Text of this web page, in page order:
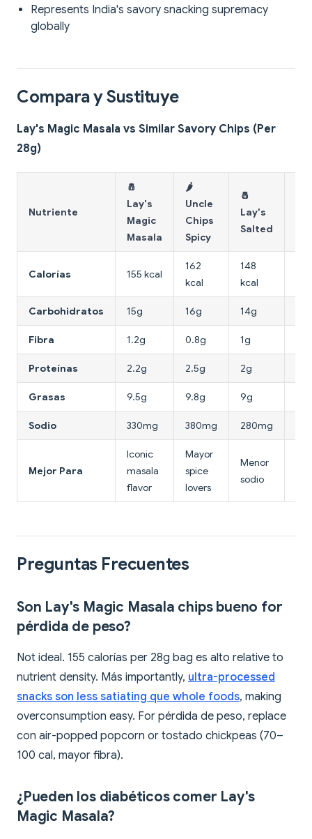
Represents India's savory snacking supremacy
globally
Compara y Sustituye
Lay's Magic Masala vs Similar Savory Chips (Per
28g)
Nutriente
🧂
Lay's
Magic
Masala
🌶️
Uncle
Chips
Spicy
🧂
Lay's
Salted
Calorías 155 kcal
162
kcal
148
kcal
Carbohidratos 15g 16g 14g
Fibra 1.2g 0.8g 1g
Proteínas 2.2g 2.5g 2g
Grasas 9.5g 9.8g 9g
Sodio 330mg 380mg 280mg
Mejor Para
Iconic
masala
flavor
Mayor
spice
lovers
Menor
sodio
Preguntas Frecuentes
Son Lay's Magic Masala chips bueno for
pérdida de peso?
Not ideal. 155 calorías per 28g bag es alto relative to
nutrient density. Más importantly, ultra-processed
snacks son less satiating que whole foods, making
overconsumption easy. For pérdida de peso, replace
con air-popped popcorn or tostado chickpeas (70–
100 cal, mayor fibra).
¿Pueden los diabéticos comer Lay's
Magic Masala?